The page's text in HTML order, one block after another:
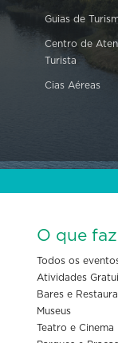
Guias de
Centro de
Turista
Cias Aéreas
O que
Todos os
Atividades
Bares e
Museus
Teatro e Cinema